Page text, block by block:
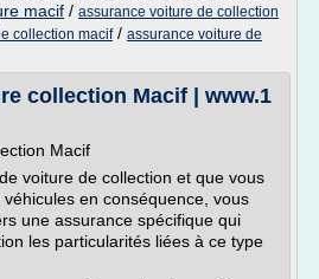
macif / assurance voiture de collection
collection macif/ assurance voiture de
collection Macif | www.1
Macif
voiture de collection et que vous
en conséquence, vous
une assurance spécifique qui
les particularités liées à ce type